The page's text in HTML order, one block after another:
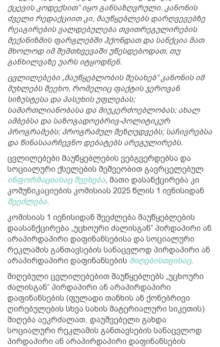
ქცევის კოდექსით“ იყო განსაზღვრული. კანონის
ძველი რედაქციით კი, მაუწყებლებს დარღვევებზე
რეაგირების ვალდებულება თვითრეგულირების
მექანიზმის ფარგლებში ჰქონდათ და სანქცია მათ
მხოლოდ იმ შემთხვევაში უწესდებოდათ, თუ
განხილვაზე უარს იტყოდნენ.
ცვლილებები „მაუწყებლობის შესახებ“ კანონის იმ
მუხლებს შეეხო, რომელიც ფაქტის ჯეროვან
სიზუსტესა და პასუხის უფლებას;
სამართლიანობასა და მიუკერძოებლობას; ახალ
ამბებსა და საზოგადოებრივ-პოლიტიკურ
პროგრამებს; პროგრამულ შეზღუდვებს; საჩივრებსა
და წინასაარჩევნო დებატებს არეგულირებს.
ცვლილებები მაუწყებლების ვებგვერდებსა და
სოციალური ქსელების მეშვეობით გავრცელებულ
ინფორმაციასაც შეეხება, მათი დასანქცირება კი
კომუნიკაციების კომისიას 2025 წლის 1 ივნისიდან
შეეძლება.
კომისიას 1 ივნისიდან შეეძლება მაუწყებლების
დაასანქცირება „უცხოური ძალისგან“ პირდაპირი ან
არაპირდაპირი დაფინანსებისა და სოციალური
რეკლამის განთავსების სანაცვლოდ პირდაპირი ან
არაპირდაპირი დაფინანსების მიღებისთვისაც.
მიღებული ცვლილებებით მაუწყებლებს „უცხოური
ძალისგან“ პირდაპირი ან არაპირდაპირი
დაფინანსების (ფულადი თანხის ან ქონებრივი
ღირებულების სხვა სახის მატერიალური სიკეთის)
მიღება აეკრძალათ, დაუშვებელი გახდა
სოციალური რეკლამის განთავსების სანაცვლოდ
პირდაპირი ან არაპირდაპირი დაფინანსების